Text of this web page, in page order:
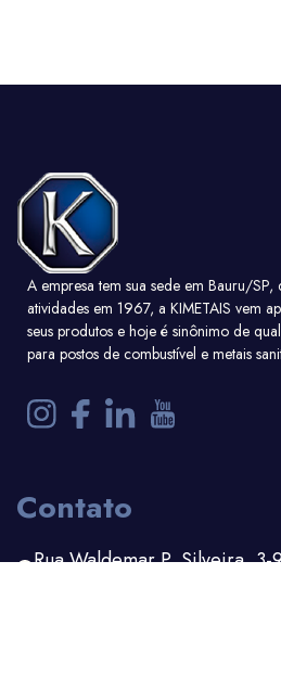
A empresa tem sua sede em Bauru/
atividades em 1967, a KIMETAIS vem
seus produtos e hoje é sinônimo de
para postos de combustível e metais
Contato
Rua Waldemar P. Silveira,